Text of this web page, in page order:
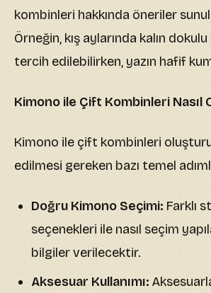
kombinleri hakkında öneriler
Örneğin, kış aylarında kalın
tercih edilebilirken, yazın hafif
Kimono ile Çift Kombinleri Nasıl
Kimono ile çift kombinleri
edilmesi gereken bazı temel
Doğru Kimono Seçimi: Farklı
seçenekleri ile nasıl seçim
bilgiler verilecektir.
Aksesuar Kullanımı: